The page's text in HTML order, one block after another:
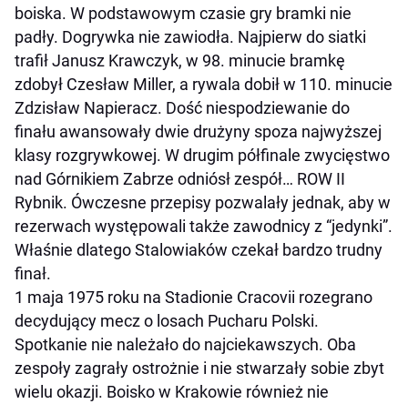
boiska. W podstawowym czasie gry bramki nie
padły. Dogrywka nie zawiodła. Najpierw do siatki
trafił Janusz Krawczyk, w 98. minucie bramkę
zdobył Czesław Miller, a rywala dobił w 110. minucie
Zdzisław Napieracz. Dość niespodziewanie do
finału awansowały dwie drużyny spoza najwyższej
klasy rozgrywkowej. W drugim półfinale zwycięstwo
nad Górnikiem Zabrze odniósł zespół… ROW II
Rybnik. Ówczesne przepisy pozwalały jednak, aby w
rezerwach występowali także zawodnicy z “jedynki”.
Właśnie dlatego Stalowiaków czekał bardzo trudny
finał.
1 maja 1975 roku na Stadionie Cracovii rozegrano
decydujący mecz o losach Pucharu Polski.
Spotkanie nie należało do najciekawszych. Oba
zespoły zagrały ostrożnie i nie stwarzały sobie zbyt
wielu okazji. Boisko w Krakowie również nie